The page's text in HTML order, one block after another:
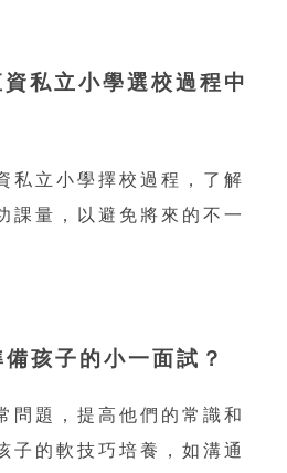
資私立小學選校過程中
私立小學擇校過程，了解
課量，以避免將來的不一
孩子的小一面試？
問題，提高他們的常識和
子的軟技巧培養，如溝通